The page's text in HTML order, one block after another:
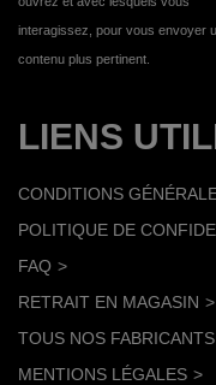
interagissez, pour vous envoyer
contenu plus pertinent.
LIENS
CONDITIONS
POLITIQUE DE
FAQ
RETRAIT EN MAGASIN
TOUS NOS FABRICANTS
MENTIONS LÉGALES